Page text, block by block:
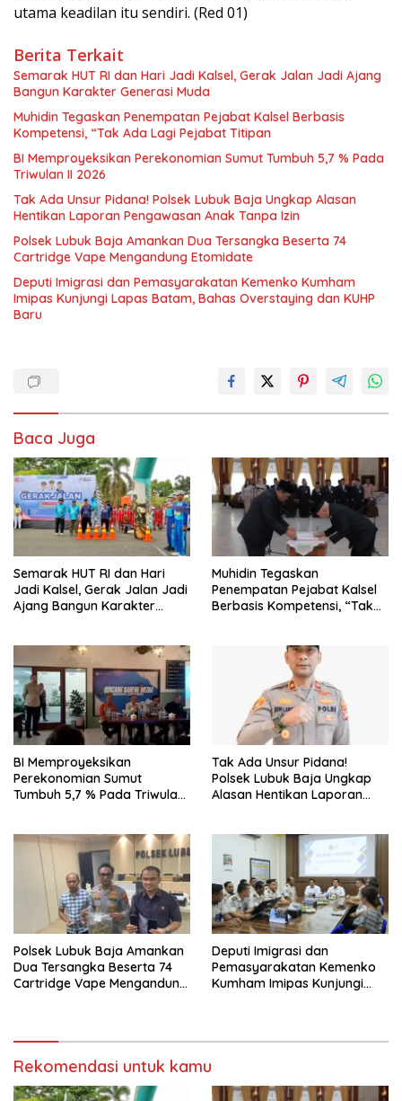
utama keadilan itu sendiri. (Red 01)
Berita Terkait
Semarak HUT RI dan Hari Jadi Kalsel, Gerak Jalan Jadi Ajang
Bangun Karakter Generasi Muda
Muhidin Tegaskan Penempatan Pejabat Kalsel Berbasis
Kompetensi, “Tak Ada Lagi Pejabat Titipan
BI Memproyeksikan Perekonomian Sumut Tumbuh 5,7 % Pada
Triwulan II 2026
Tak Ada Unsur Pidana! Polsek Lubuk Baja Ungkap Alasan
Hentikan Laporan Pengawasan Anak Tanpa Izin
Polsek Lubuk Baja Amankan Dua Tersangka Beserta 74
Cartridge Vape Mengandung Etomidate
Deputi Imigrasi dan Pemasyarakatan Kemenko Kumham
Imipas Kunjungi Lapas Batam, Bahas Overstaying dan KUHP
Baru
Baca Juga
Semarak HUT RI dan Hari
Jadi Kalsel, Gerak Jalan Jadi
Ajang Bangun Karakter
Muhidin Tegaskan
Penempatan Pejabat Kalsel
Berbasis Kompetensi, “Tak
BI Memproyeksikan
Perekonomian Sumut
Tumbuh 5,7 % Pada Triwulan
Tak Ada Unsur Pidana!
Polsek Lubuk Baja Ungkap
Alasan Hentikan Laporan
Polsek Lubuk Baja Amankan
Dua Tersangka Beserta 74
Cartridge Vape Mengandung
Deputi Imigrasi dan
Pemasyarakatan Kemenko
Kumham Imipas Kunjungi
Rekomendasi untuk kamu